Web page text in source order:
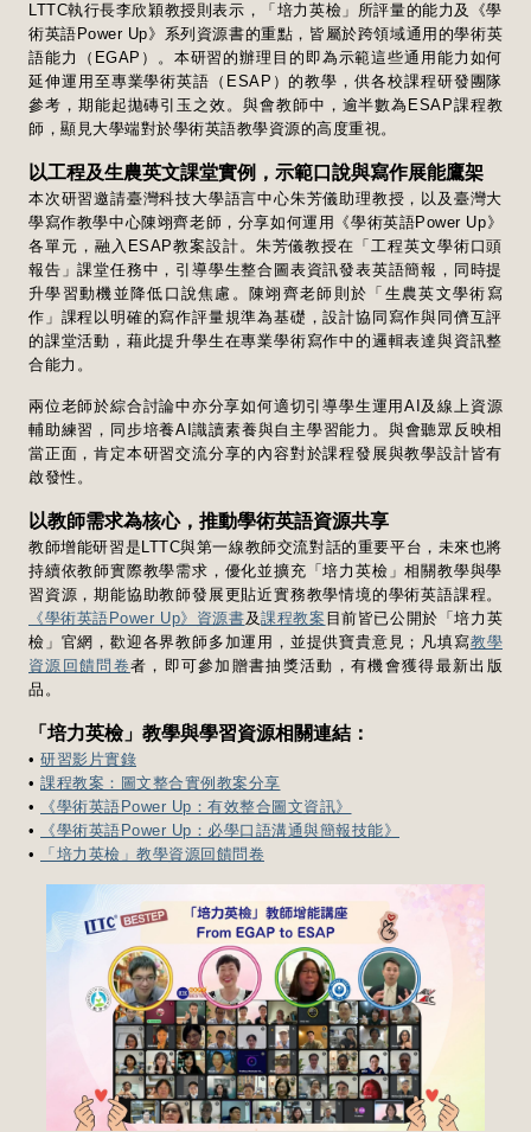
LTTC執行長李欣穎教授則表示，「培力英檢」所評量的能力及《學
術英語Power Up》系列資源書的重點，皆屬於跨領域通用的學術英
語能力（EGAP）。本研習的辦理目的即為示範這些通用能力如何
延伸運用至專業學術英語（ESAP）的教學，供各校課程研發團隊
參考，期能起拋磚引玉之效。與會教師中，逾半數為ESAP課程教
師，顯見大學端對於學術英語教學資源的高度重視。
以工程及生農英文課堂實例，示範口說與寫作展能鷹架
本次研習邀請臺灣科技大學語言中心朱芳儀助理教授，以及臺灣大
學寫作教學中心陳翊齊老師，分享如何運用《學術英語Power Up》
各單元，融入ESAP教案設計。朱芳儀教授在「工程英文學術口頭
報告」課堂任務中，引導學生整合圖表資訊發表英語簡報，同時提
升學習動機並降低口說焦慮。陳翊齊老師則於「生農英文學術寫
作」課程以明確的寫作評量規準為基礎，設計協同寫作與同儕互評
的課堂活動，藉此提升學生在專業學術寫作中的邏輯表達與資訊整
合能力。
兩位老師於綜合討論中亦分享如何適切引導學生運用AI及線上資源
輔助練習，同步培養AI識讀素養與自主學習能力。與會聽眾反映相
當正面，肯定本研習交流分享的內容對於課程發展與教學設計皆有
啟發性。
以教師需求為核心，推動學術英語資源共享
教師增能研習是LTTC與第一線教師交流對話的重要平台，未來也將
持續依教師實際教學需求，優化並擴充「培力英檢」相關教學與學
習資源，期能協助教師發展更貼近實務教學情境的學術英語課程。
《學術英語Power Up》資源書及課程教案 目前皆已公開於「培力英
檢」官網，歡迎各界教師多加運用，並提供寶貴意見；凡填寫教學
資源回饋問卷者，即可參加贈書抽獎活動，有機會獲得最新出版
品。
「培力英檢」教學與學習資源相關連結：
• 研習影片實錄
• 課程教案：圖文整合實例教案分享
•
《學術英語Power Up：有效整合圖文資訊》
•
《學術英語Power Up：必學口語溝通與簡報技能》
•
「培力英檢」教學資源回饋問卷